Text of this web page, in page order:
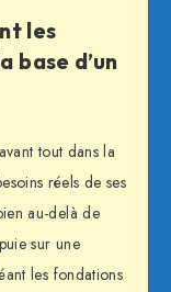
les
base d’un
tout dans la
réels de ses
au-delà de
sur une
les fondations